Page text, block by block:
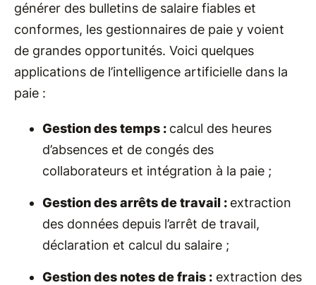
générer des bulletins de salaire fiables et
conformes, les gestionnaires de paie y voient
de grandes opportunités. Voici quelques
applications de l’intelligence artificielle dans la
paie :
Gestion des temps : calcul des heures
d’absences et de congés des
collaborateurs et intégration à la paie ;
Gestion des arrêts de travail : extraction
des données depuis l’arrêt de travail,
déclaration et calcul du salaire ;
Gestion des notes de frais : extraction des